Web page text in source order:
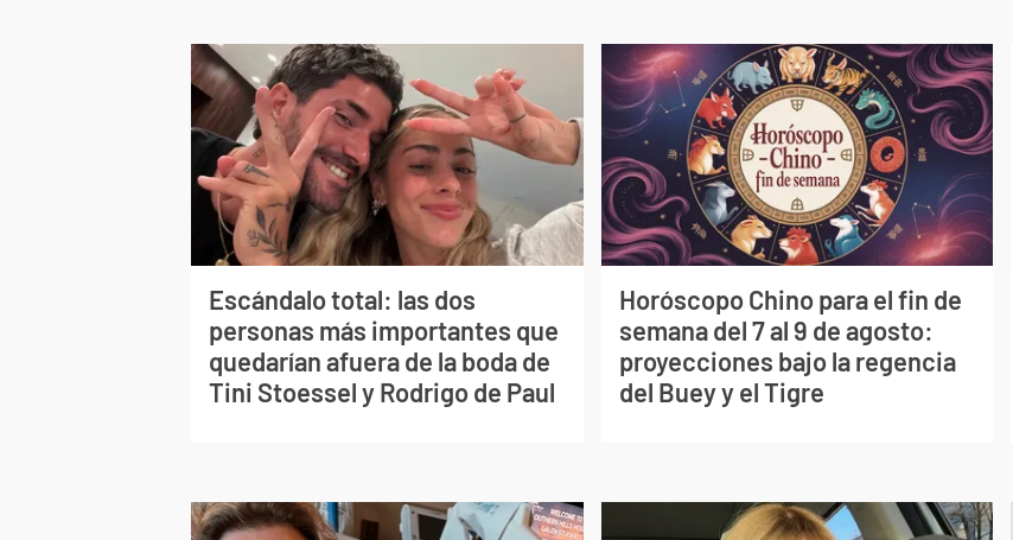
Escándalo total: las dos
personas más importantes que
quedarían afuera de la boda de
Tini Stoessel y Rodrigo de Paul
Horóscopo Chino para el fin de
semana del 7 al 9 de agosto:
proyecciones bajo la regencia
del Buey y el Tigre